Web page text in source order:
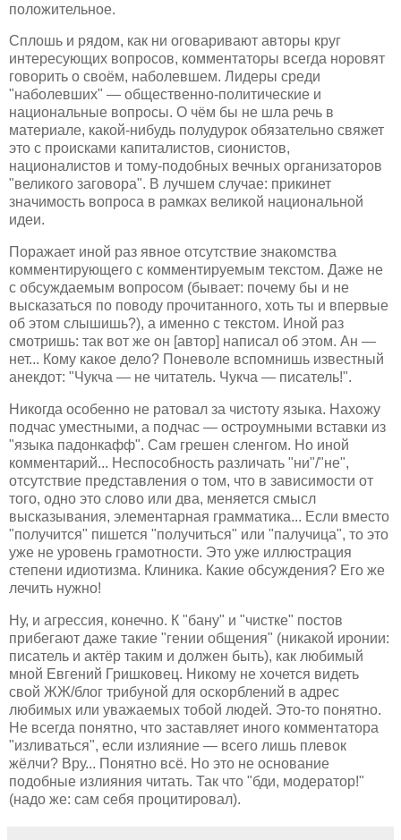
положительное.
Сплошь и рядом, как ни оговаривают авторы круг
интересующих вопросов, комментаторы всегда норовят
говорить о своём, наболевшем. Лидеры среди
"наболевших" — общественно-политические и
национальные вопросы. О чём бы не шла речь в
материале, какой-нибудь полудурок обязательно свяжет
это с происками капиталистов, сионистов,
националистов и тому-подобных вечных организаторов
"великого заговора". В лучшем случае: прикинет
значимость вопроса в рамках великой национальной
идеи.
Поражает иной раз явное отсутствие знакомства
комментирующего с комментируемым текстом. Даже не
с обсуждаемым вопросом (бывает: почему бы и не
высказаться по поводу прочитанного, хоть ты и впервые
об этом слышишь?), а именно с текстом. Иной раз
смотришь: так вот же он [автор] написал об этом. Ан —
нет... Кому какое дело? Поневоле вспомнишь известный
анекдот: "Чукча — не читатель. Чукча — писатель!".
Никогда особенно не ратовал за чистоту языка. Нахожу
подчас уместными, а подчас — остроумными вставки из
"языка падонкафф". Сам грешен сленгом. Но иной
комментарий... Неспособность различать "ни"/"не",
отсутствие представления о том, что в зависимости от
того, одно это слово или два, меняется смысл
высказывания, элементарная грамматика... Если вместо
"получится" пишется "получиться" или "палучица", то это
уже не уровень грамотности. Это уже иллюстрация
степени идиотизма. Клиника. Какие обсуждения? Его же
лечить нужно!
Ну, и агрессия, конечно. К "бану" и "чистке" постов
прибегают даже такие "гении общения" (никакой иронии:
писатель и актёр таким и должен быть), как любимый
мной Евгений Гришковец. Никому не хочется видеть
свой ЖЖ/блог трибуной для оскорблений в адрес
любимых или уважаемых тобой людей. Это-то понятно.
Не всегда понятно, что заставляет иного комментатора
"изливаться", если излияние — всего лишь плевок
жёлчи? Вру... Понятно всё. Но это не основание
подобные излияния читать. Так что "бди, модератор!"
(надо же: сам себя процитировал).